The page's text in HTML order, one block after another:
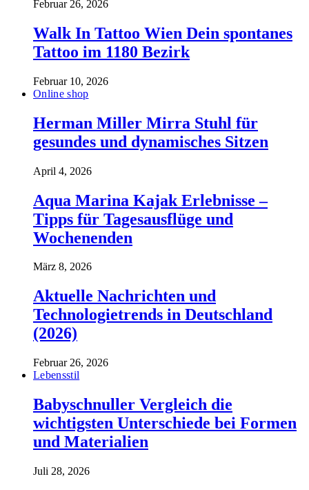
Februar 26, 2026
Walk In Tattoo Wien Dein spontanes
Tattoo im 1180 Bezirk
Februar 10, 2026
Online shop
Herman Miller Mirra Stuhl für
gesundes und dynamisches Sitzen
April 4, 2026
Aqua Marina Kajak Erlebnisse –
Tipps für Tagesausflüge und
Wochenenden
März 8, 2026
Aktuelle Nachrichten und
Technologietrends in Deutschland
(2026)
Februar 26, 2026
Lebensstil
Babyschnuller Vergleich die
wichtigsten Unterschiede bei Formen
und Materialien
Juli 28, 2026